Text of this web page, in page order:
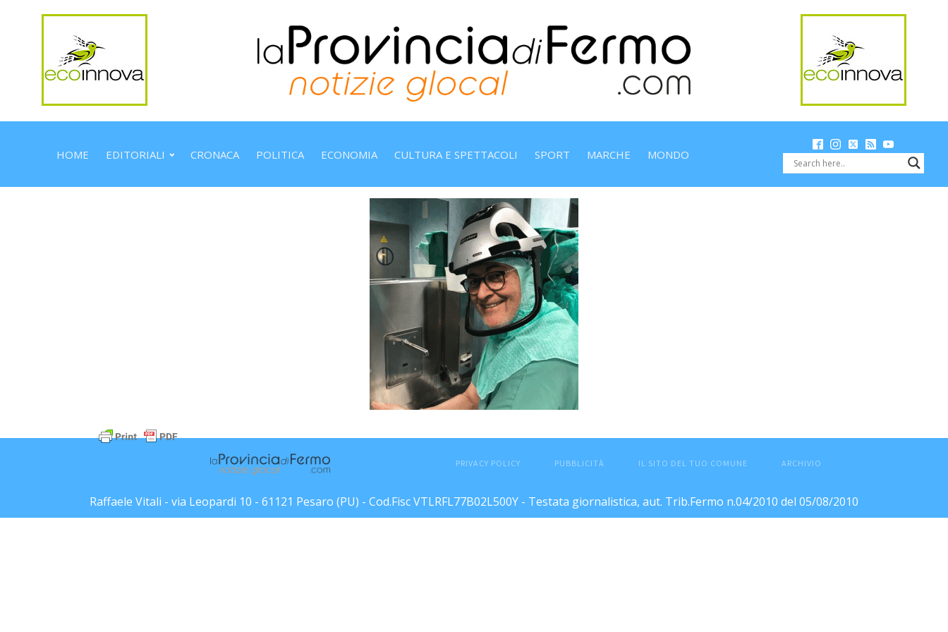
HOME EDITORIALI CRONACA POLITICA ECONOMIA CULTURA E SPETTACOLI SPORT MARCHE MONDO
PRIVACY POLICY PUBBLICITÀ IL SITO DEL TUO COMUNE ARCHIVIO
Raffaele Vitali - via Leopardi 10 - 61121 Pesaro (PU) - Cod.Fisc VTLRFL77B02L500Y - Testata giornalistica, aut. Trib.Fermo n.04/2010 del 05/08/2010